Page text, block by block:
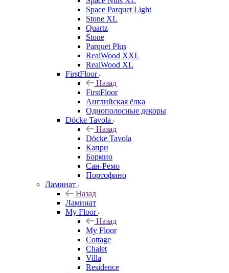
Space Parquet Light
Stone XL
Quartz
Stone
Parquet Plus
RealWood XXL
RealWood XL
FirstFloor
Назад
FirstFloor
Английская ёлка
Однополосные декоры
Döcke Tavola
Назад
Döcke Tavola
Капри
Бормио
Сан-Ремо
Портофино
Ламинат
Назад
Ламинат
My Floor
Назад
My Floor
Cottage
Chalet
Villa
Residence